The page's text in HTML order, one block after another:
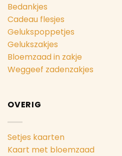
Bedankjes
Cadeau flesjes
Gelukspoppetjes
Gelukszakjes
Bloemzaad in zakje
Weggeef zadenzakjes
OVERIG
Setjes kaarten
Kaart met bloemzaad